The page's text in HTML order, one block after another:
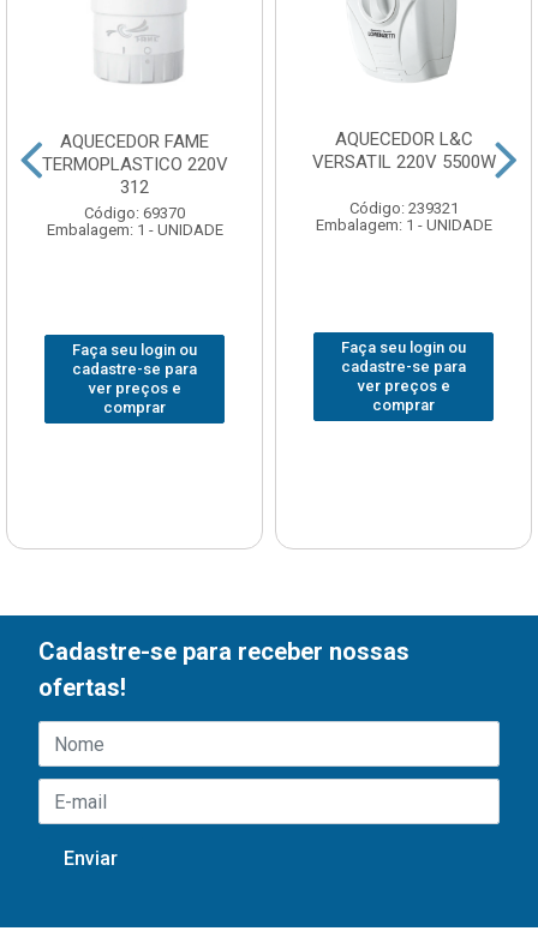
AQUECEDOR FAME
TERMOPLASTICO 220V
312
Código: 69370
Embalagem: 1 - UNIDADE
Faça seu login ou
cadastre-se para
ver preços e
comprar
AQUECEDOR L&C
VERSATIL 220V 5500W
Código: 239321
Embalagem: 1 - UNIDADE
Faça seu login ou
cadastre-se para
ver preços e
comprar
Cadastre-se para receber nossas
ofertas!